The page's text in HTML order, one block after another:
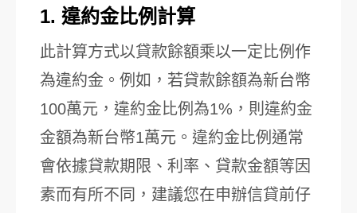
1. 違約金比例計算
此計算方式以貸款餘額乘以一定比例作
為違約金。例如，若貸款餘額為新台幣
100萬元，違約金比例為1%，則違約金
金額為新台幣1萬元。違約金比例通常
會依據貸款期限、利率、貸款金額等因
素而有所不同，建議您在申辦信貸前仔